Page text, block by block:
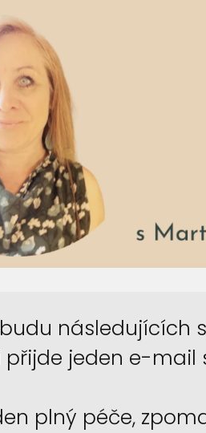
následujících
přijde jeden e-
plný péče,